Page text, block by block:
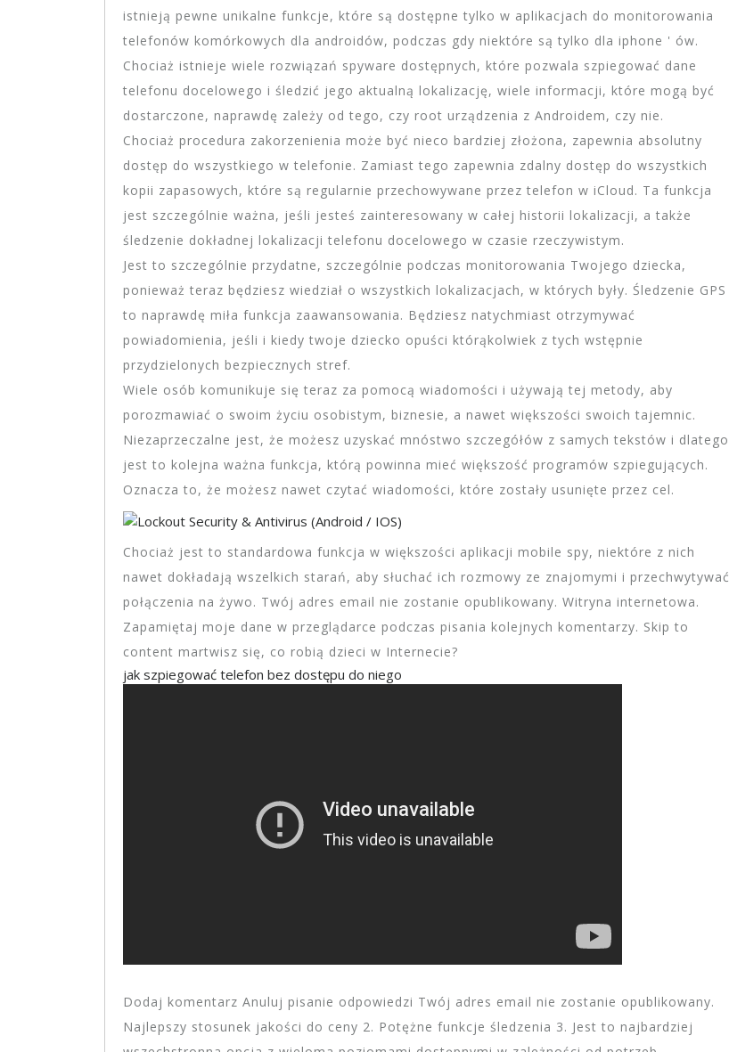
istnieją pewne unikalne funkcje, które są dostępne tylko w aplikacjach do monitorowania
telefonów komórkowych dla androidów, podczas gdy niektóre są tylko dla iphone ' ów.
Chociaż istnieje wiele rozwiązań spyware dostępnych, które pozwala szpiegować dane
telefonu docelowego i śledzić jego aktualną lokalizację, wiele informacji, które mogą być
dostarczone, naprawdę zależy od tego, czy root urządzenia z Androidem, czy nie.
Chociaż procedura zakorzenienia może być nieco bardziej złożona, zapewnia absolutny
dostęp do wszystkiego w telefonie. Zamiast tego zapewnia zdalny dostęp do wszystkich
kopii zapasowych, które są regularnie przechowywane przez telefon w iCloud. Ta funkcja
jest szczególnie ważna, jeśli jesteś zainteresowany w całej historii lokalizacji, a także
śledzenie dokładnej lokalizacji telefonu docelowego w czasie rzeczywistym.
Jest to szczególnie przydatne, szczególnie podczas monitorowania Twojego dziecka,
ponieważ teraz będziesz wiedział o wszystkich lokalizacjach, w których były. Śledzenie GPS
to naprawdę miła funkcja zaawansowania. Będziesz natychmiast otrzymywać
powiadomienia, jeśli i kiedy twoje dziecko opuści którąkolwiek z tych wstępnie
przydzielonych bezpiecznych stref.
Wiele osób komunikuje się teraz za pomocą wiadomości i używają tej metody, aby
porozmawiać o swoim życiu osobistym, biznesie, a nawet większości swoich tajemnic.
Niezaprzeczalne jest, że możesz uzyskać mnóstwo szczegółów z samych tekstów i dlatego
jest to kolejna ważna funkcja, którą powinna mieć większość programów szpiegujących.
Oznacza to, że możesz nawet czytać wiadomości, które zostały usunięte przez cel.
Chociaż jest to standardowa funkcja w większości aplikacji mobile spy, niektóre z nich
nawet dokładają wszelkich starań, aby słuchać ich rozmowy ze znajomymi i przechwytywać
połączenia na żywo. Twój adres email nie zostanie opublikowany. Witryna internetowa.
Zapamiętaj moje dane w przeglądarce podczas pisania kolejnych komentarzy. Skip to
content martwisz się, co robią dzieci w Internecie?
jak szpiegować telefon bez dostępu do niego
Dodaj komentarz Anuluj pisanie odpowiedzi Twój adres email nie zostanie opublikowany.
Najlepszy stosunek jakości do ceny 2. Potężne funkcje śledzenia 3. Jest to najbardziej